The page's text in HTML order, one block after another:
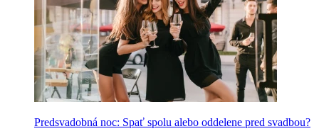
Predsvadobná noc: Spať spolu alebo oddelene pred svadbou?